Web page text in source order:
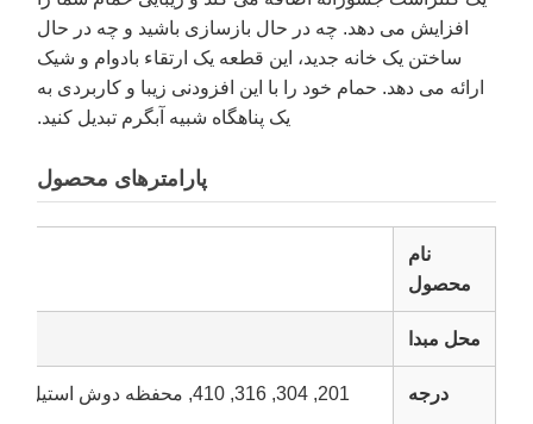
افزایش می دهد. چه در حال بازسازی باشید و چه در حال
ساختن یک خانه جدید، این قطعه یک ارتقاء بادوام و شیک
ارائه می دهد. حمام خود را با این افزودنی زیبا و کاربردی به
یک پناهگاه شبیه آبگرم تبدیل کنید.
پارامترهای محصول
نام
محصول
محل مبدا
درجه 201, 304, 316, 410, محفظه